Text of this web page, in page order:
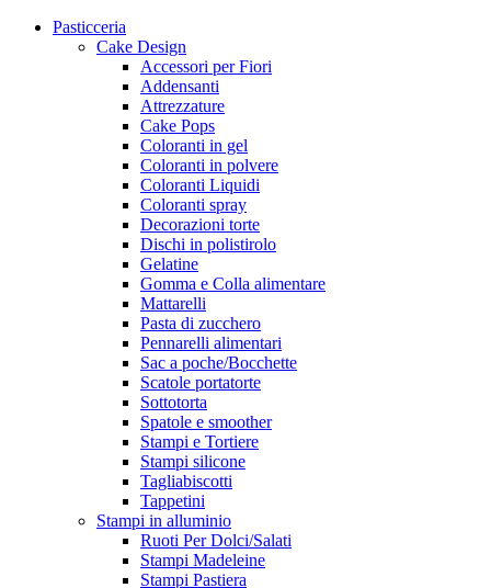
Pasticceria
Cake Design
Accessori per Fiori
Addensanti
Attrezzature
Cake Pops
Coloranti in gel
Coloranti in polvere
Coloranti Liquidi
Coloranti spray
Decorazioni torte
Dischi in polistirolo
Gelatine
Gomma e Colla alimentare
Mattarelli
Pasta di zucchero
Pennarelli alimentari
Sac a poche/Bocchette
Scatole portatorte
Sottotorta
Spatole e smoother
Stampi e Tortiere
Stampi silicone
Tagliabiscotti
Tappetini
Stampi in alluminio
Ruoti Per Dolci/Salati
Stampi Madeleine
Stampi Pastiera